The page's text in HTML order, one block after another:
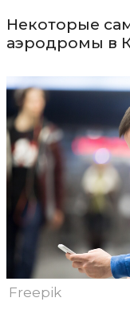
Некоторые
аэродромы в
Freepik